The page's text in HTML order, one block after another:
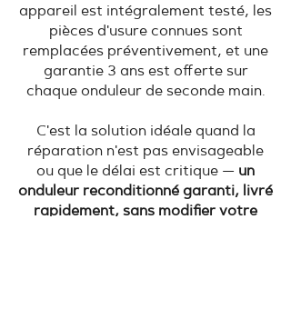
appareil est intégralement testé, les
pièces d'usure connues sont
remplacées préventivement, et une
garantie 3 ans est offerte sur
chaque onduleur de seconde main.
C'est la solution idéale quand la
réparation n'est pas envisageable
ou que le délai est critique — un
onduleur reconditionné garanti, livré
rapidement, sans modifier votre